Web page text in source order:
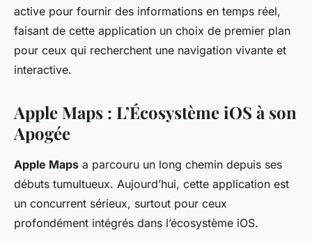
active pour fournir des informations en temps réel,
faisant de cette application un choix de premier plan
pour ceux qui recherchent une navigation vivante et
interactive.
Apple Maps : L’Écosystème iOS à son
Apogée
Apple Maps a parcouru un long chemin depuis ses
débuts tumultueux. Aujourd’hui, cette application est
un concurrent sérieux, surtout pour ceux
profondément intégrés dans l’écosystème iOS.